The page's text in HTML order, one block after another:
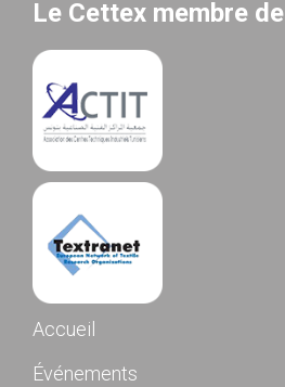
Le Cettex membre de
Accueil
Événements